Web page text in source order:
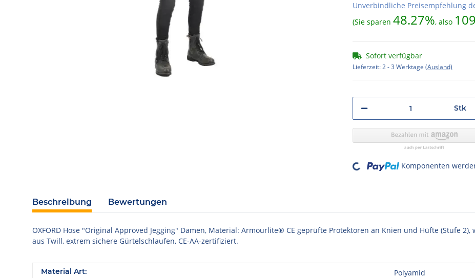
Unverbindliche Preisempfehlung
(Sie sparen 48.27%, also
Sofort verfügbar
Lieferzeit:2 - 3 Werktage (Ausland)
Stk
Loading... Komponenten
Beschreibung Bewertungen
OXFORD Hose "Original Approved Jegging" Damen, Material: Armourlite® CE geprüfte Protektoren an Knien und Hüfte (Stufe
aus Twill, extrem sichere Gürtelschlaufen, CE-AA-zertifiziert.
Material Art: Polyamid